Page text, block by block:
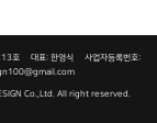
호 대표: 한영식 사업자등록번호:
Co.,Ltd. All right reserved.